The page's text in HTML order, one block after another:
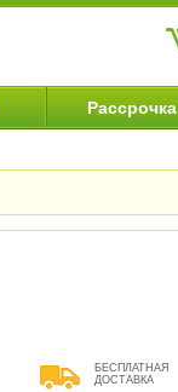
Рассрочка
БЕСПЛАТНАЯ
ДОСТАВКА